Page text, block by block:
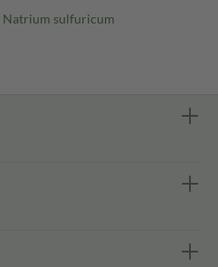
Natrium sulfuricum